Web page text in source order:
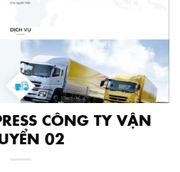
CÔNG TY VẬN
02